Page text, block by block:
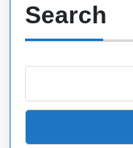
Search